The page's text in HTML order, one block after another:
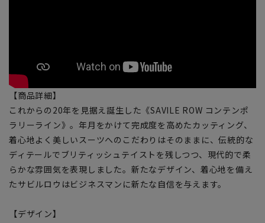
【商品詳細】
これからの20年を見据え誕生した《SAVILE ROW コンテンポ
ラリーライン》。年月をかけて完成度を高めたカッティング、
着心地よく美しいスーツへのこだわりはそのままに、伝統的な
ディテールでブリティッシュテイストを残しつつ、現代的で柔
らかな雰囲気を表現しました。新たなデザイン、着心地を備え
たサビルロウはビジネスマンに新たな自信を与えます。
【デザイン】